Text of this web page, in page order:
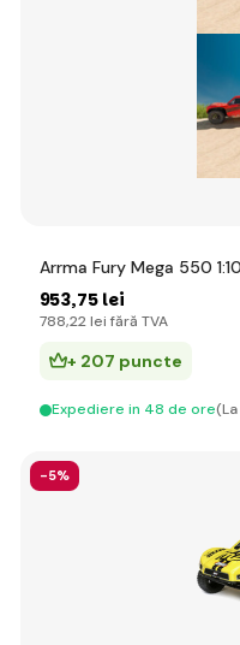
Arrma Fury Mega 550
953,75 lei
788,22 lei fără TVA
+ 207 puncte
Expediere in 48 de ore
-5%